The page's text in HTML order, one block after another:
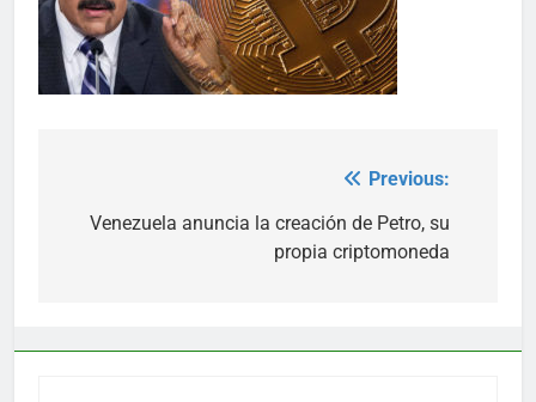
navigation
Previous:
Venezuela anuncia la creación de Petro, su
propia criptomoneda